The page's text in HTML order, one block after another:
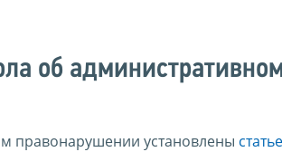
об
правонарушении установлены